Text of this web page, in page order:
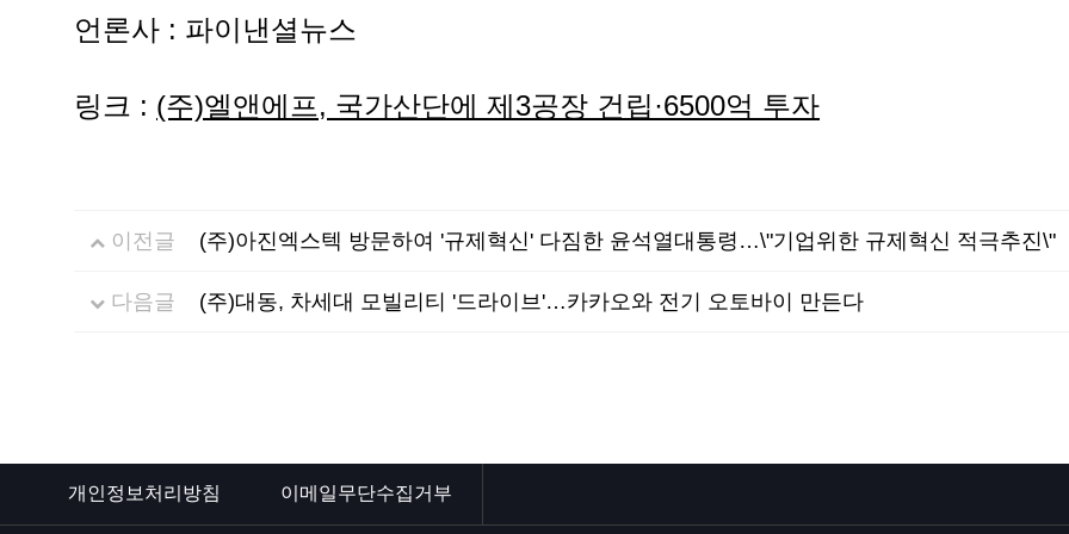
언론사 : 파이낸셜뉴스
링크 : (주)엘앤에프, 국가산단에 제3공장 건립·6500억 투자
이전글 (주)아진엑스텍 방문하여 '규제혁신' 다짐한 윤석열대통령…\"기업위한 규제혁신 적극추진\"
다음글 (주)대동, 차세대 모빌리티 '드라이브'…카카오와 전기 오토바이 만든다
개인정보처리방침 이메일무단수집거부